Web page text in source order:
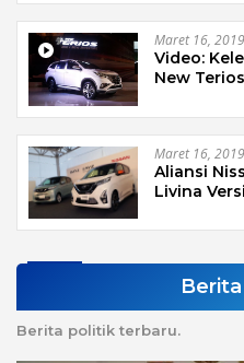
Maret 16, 2019
Video:
New Terios
Maret 16, 2019
Aliansi
Livina
Berita politik terbaru.